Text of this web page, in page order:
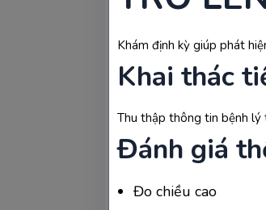
Sàng lọc
Xác định
Tính toán
Khám định kỳ giúp phát
Khai thác
Thu thập thông tin bệnh lý
Đánh giá
Đo chiều cao